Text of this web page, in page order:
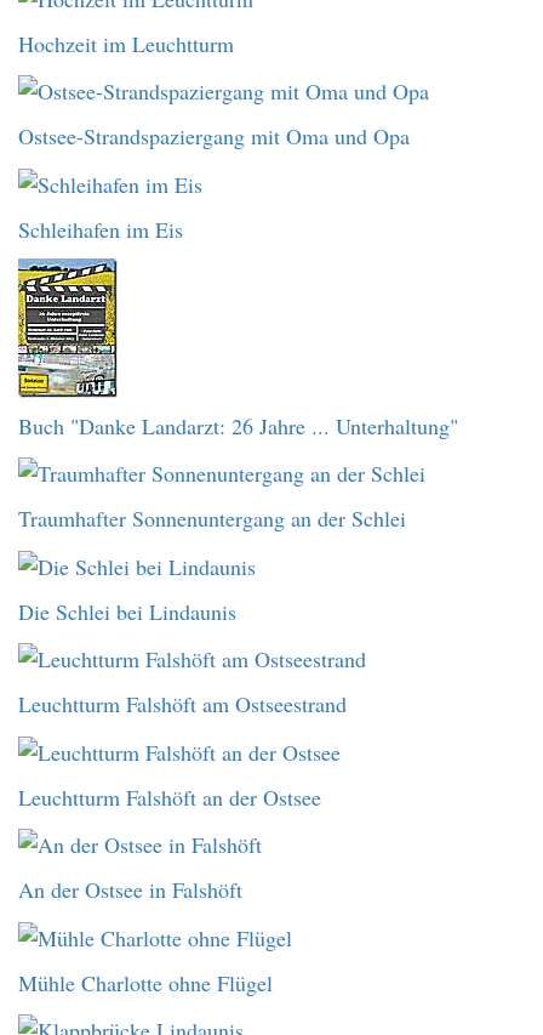
Hochzeit im Leuchtturm
Ostsee-Strandspaziergang mit Oma und Opa
Schleihafen im Eis
Buch "Danke Landarzt: 26 Jahre ... Unterhaltung"
Traumhafter Sonnenuntergang an der Schlei
Die Schlei bei Lindaunis
Leuchtturm Falshöft am Ostseestrand
Leuchtturm Falshöft an der Ostsee
An der Ostsee in Falshöft
Mühle Charlotte ohne Flügel